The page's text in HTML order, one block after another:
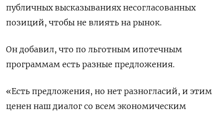
публичных высказываниях несогласованных
позиций, чтобы не влиять на рынок.
Он добавил, что по льготным ипотечным
программам есть разные предложения.
«Есть предложения, но нет разногласий, и этим
ценен наш диалог со всем экономическим